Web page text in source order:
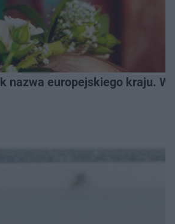
nazwa europejskiego kraju.